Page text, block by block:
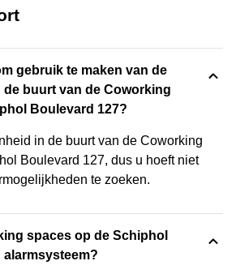
gebruik te maken van de
buurt van de Coworking
Boulevard 127?
in de buurt van de Coworking
Boulevard 127, dus u hoeft niet
te zoeken.
spaces op de Schiphol
alarmsysteem?